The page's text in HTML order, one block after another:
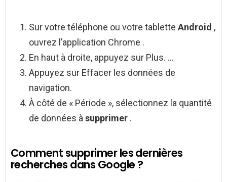
Sur votre téléphone ou votre tablette Android ,
ouvrez l’application Chrome .
En haut à droite, appuyez sur Plus. …
Appuyez sur Effacer les données de
navigation.
À côté de « Période », sélectionnez la quantité
de données àsupprimer .
Comment supprimer les dernières
recherches dans Google ?